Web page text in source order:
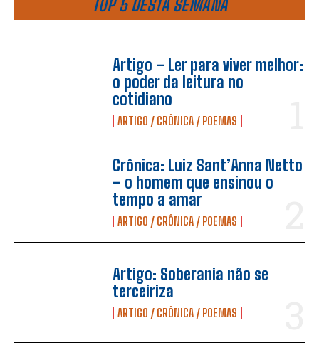
TOP 5 DESTA SEMANA
Artigo – Ler para viver melhor:
o poder da leitura no
cotidiano
ARTIGO / CRÔNICA / POEMAS
Crônica: Luiz Sant’Anna Netto
– o homem que ensinou o
tempo a amar
ARTIGO / CRÔNICA / POEMAS
Artigo: Soberania não se
terceiriza
ARTIGO / CRÔNICA / POEMAS